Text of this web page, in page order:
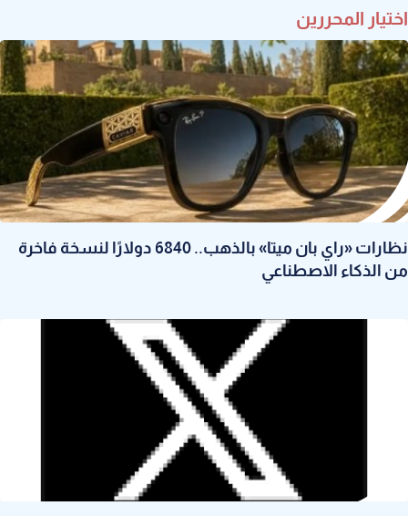
اختيار المحررين
نظارات «راي بان ميتا» بالذهب.. 6840 دولارًا لنسخة فاخرة
من الذكاء الاصطناعي